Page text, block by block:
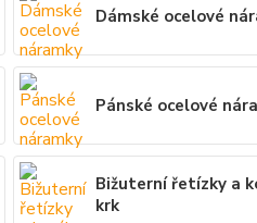
Dámské ocelové
Pánské ocelové
Bižuterní řetízky a
krk